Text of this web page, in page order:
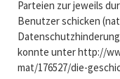
Parteien zur jeweils
Benutzer schicken
konnte unter http://
mat/176527/die-